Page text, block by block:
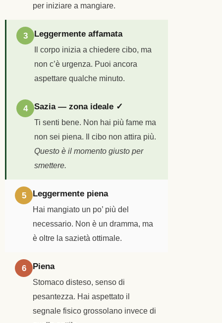
per iniziare a mangiare.
3 Leggermente affamata
Il corpo inizia a chiedere cibo, ma
non c’è urgenza. Puoi ancora
aspettare qualche minuto.
4 Sazia — zona ideale ✓
Ti senti bene. Non hai più fame ma
non sei piena. Il cibo non attira più.
Questo è il momento giusto per
smettere.
5 Leggermente piena
Hai mangiato un po’ più del
necessario. Non è un dramma, ma
è oltre la sazietà ottimale.
6 Piena
Stomaco disteso, senso di
pesantezza. Hai aspettato il
segnale fisico grossolano invece di